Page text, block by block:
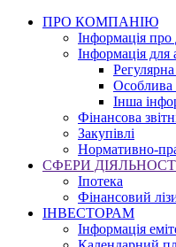
ПРО КОМПАНІЮ
Інформація
Інформація для
Особлива
Інша
Фінансова
Закупівлі
Нормативно-
СФЕРИ
Іпотека
Фінансовий
ІНВЕСТОРАМ
Інформація